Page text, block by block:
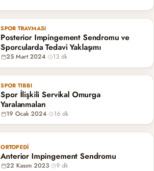
SPOR TRAVMASI
Posterior Impingement Sendromu ve
Sporcularda Tedavi Yaklaşımı
25 Mart 2024· 13 dk
SPOR TIBBI
Spor İlişkili Servikal Omurga
Yaralanmaları
19 Ocak 2024· 16 dk
ORTOPEDI
Anterior Impingement Sendromu
22 Kasım 2023· 9 dk